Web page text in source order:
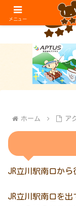
ホーム ア
JR立川駅南口から
JR立川駅南口を
メニュー